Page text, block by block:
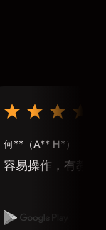
何**（A** H*）
容易操作，有教學